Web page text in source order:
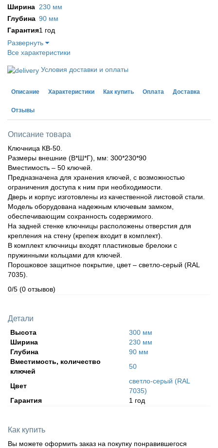
Ширина 230 мм
Глубина 90 мм
Гарантия1 год
Развернуть
Все характеристики
Условия доставки и оплаты
Описание Характеристики Как купить Оплата Доставка
Отзывы
Описание товара
Ключница КВ-50.
Размеры внешние (В*Ш*Г), мм: 300*230*90
Вместимость – 50 ключей.
Предназначена для хранения ключей, с возможностью
ограничения доступа к ним при необходимости.
Дверь и корпус изготовлены из качественной листовой стали.
Модель оборудована надежным ключевым замком,
обеспечивающим сохранность содержимого.
На задней стенке ключницы расположены отверстия для
крепления на стену (крепеж входит в комплект).
В комплект ключницы входят пластиковые брелоки с
пружинными кольцами для ключей.
Порошковое защитное покрытие, цвет – светло-серый (RAL
7035).
0/5 (0 отзывов)
Детали
Высота
300 мм
Ширина
230 мм
Глубина
90 мм
Вместимость, количество
ключей
50
Цвет
светло-серый (RAL
7035)
Гарантия
1 год
Как купить
Вы можете оформить заказ на покупку понравившегося